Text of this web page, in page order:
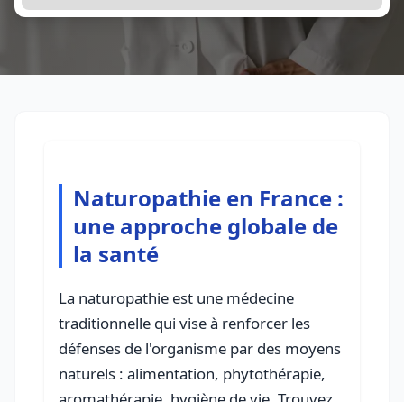
Naturopathie en France :
une approche globale de
la santé
La naturopathie est une médecine
traditionnelle qui vise à renforcer les
défenses de l'organisme par des moyens
naturels : alimentation, phytothérapie,